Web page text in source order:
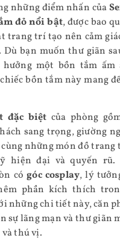
những điểm nhấn của
đỏ nổi bật, được bao
trang trí tạo nên cảm
Dù bạn muốn thư giãn
một bồn tắm ấm
bồn tắm này mang
đặc biệt của phòng
sang trọng, giường
những món đồ
hiện đại và quyến rũ.
cógóc cosplay, lý
phần kích thích
những chi tiết này, căn
sự lãng mạn và thư giãn
thú vị.